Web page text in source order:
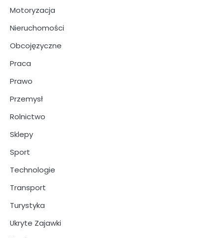
Motoryzacja
Nieruchomości
Obcojęzyczne
Praca
Prawo
Przemysł
Rolnictwo
Sklepy
Sport
Technologie
Transport
Turystyka
Ukryte Zajawki